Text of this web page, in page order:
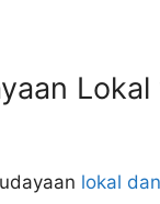
Lokal
lokal dan